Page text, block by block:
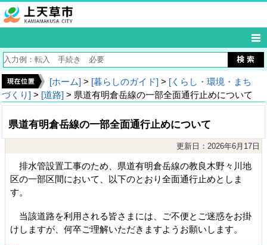
[ホーム] > [暮らしのガイド] > [くらし・環境・まち
づくり] > [道路] > 県道有明倉岳線の一部全面通行止めについて
県道有明倉岳線の一部全面通行止めについて
更新日：2026年6月17日
排水管設置工事のため、県道有明倉岳線の教良木野々川地
区の一部区間において、以下のとおり全面通行止めとしま
す。
当該道路を利用される皆さまには、ご不便とご迷惑をお掛
けしますが、何卒ご理解いただきますようお願いします。